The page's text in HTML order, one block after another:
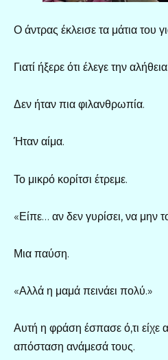
Ο άντρας έκλεισε τα μάτια του
Γιατί ήξερε ότι έλεγε την αλήθεια.
Δεν ήταν πια φιλανθρωπία.
Ήταν αίμα.
Το μικρό κορίτσι έτρεμε.
«Είπε… αν δεν γυρίσει, να μην
Μια παύση.
«Αλλά η μαμά πεινάει πολύ.»
Αυτή η φράση έσπασε ό,τι είχε
απόσταση ανάμεσά τους.